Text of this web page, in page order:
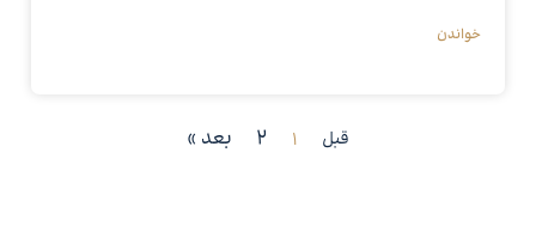
خواندن
قبل 1
2 بعد »